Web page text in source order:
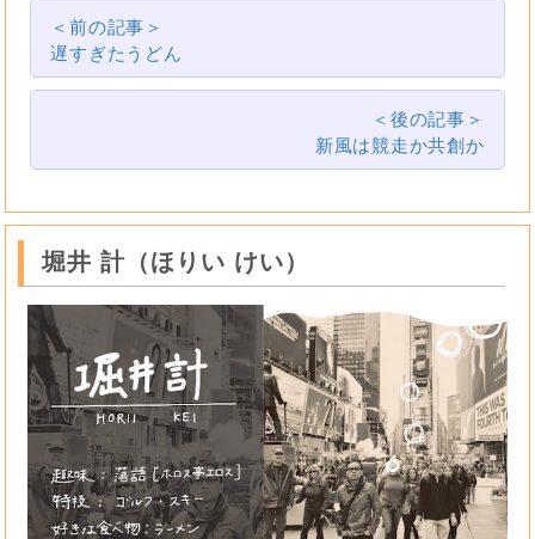
＜前の記事＞
遅すぎたうどん
＜後の記事＞
新風は競走か共創か
堀井 計（ほりい けい）